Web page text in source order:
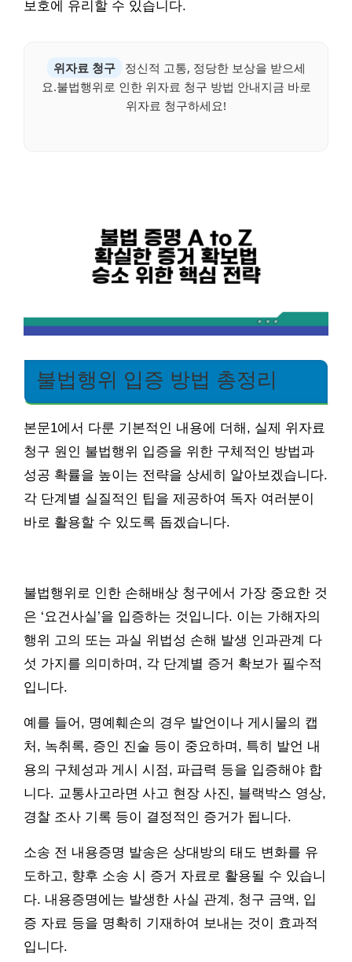
보호에 유리할 수 있습니다.
위자료 청구
정신적 고통, 정당한 보상을 받으세
요.불법행위로 인한 위자료 청구 방법 안내지금 바로
위자료 청구하세요!
불법행위 입증 방법 총정리
본문1에서 다룬 기본적인 내용에 더해, 실제 위자료
청구 원인 불법행위 입증을 위한 구체적인 방법과
성공 확률을 높이는 전략을 상세히 알아보겠습니다.
각 단계별 실질적인 팁을 제공하여 독자 여러분이
바로 활용할 수 있도록 돕겠습니다.
불법행위로 인한 손해배상 청구에서 가장 중요한 것
은 ‘요건사실’을 입증하는 것입니다. 이는 가해자의
행위 고의 또는 과실 위법성 손해 발생 인과관계 다
섯 가지를 의미하며, 각 단계별 증거 확보가 필수적
입니다.
예를 들어, 명예훼손의 경우 발언이나 게시물의 캡
처, 녹취록, 증인 진술 등이 중요하며, 특히 발언 내
용의 구체성과 게시 시점, 파급력 등을 입증해야 합
니다. 교통사고라면 사고 현장 사진, 블랙박스 영상,
경찰 조사 기록 등이 결정적인 증거가 됩니다.
소송 전 내용증명 발송은 상대방의 태도 변화를 유
도하고, 향후 소송 시 증거 자료로 활용될 수 있습니
다. 내용증명에는 발생한 사실 관계, 청구 금액, 입
증 자료 등을 명확히 기재하여 보내는 것이 효과적
입니다.